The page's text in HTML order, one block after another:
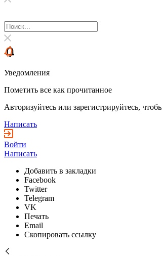
Уведомления
Пометить все как прочитанное
Авторизуйтесь или зарегистрируйтесь,
Написать
Войти
Написать
Добавить в закладки
Facebook
Twitter
Telegram
VK
Печать
Email
Скопировать ссылку